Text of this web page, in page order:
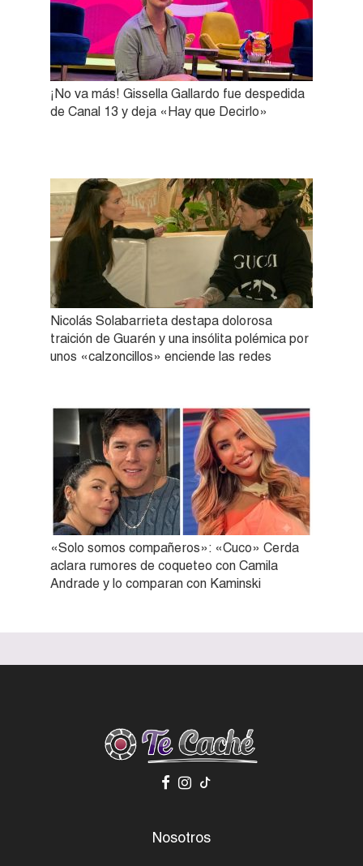
¡No va más! Gissella Gallardo fue despedida
de Canal 13 y deja «Hay que Decirlo»
Nicolás Solabarrieta destapa dolorosa
traición de Guarén y una insólita polémica por
unos «calzoncillos» enciende las redes
«Solo somos compañeros»: «Cuco» Cerda
aclara rumores de coqueteo con Camila
Andrade y lo comparan con Kaminski
Nosotros